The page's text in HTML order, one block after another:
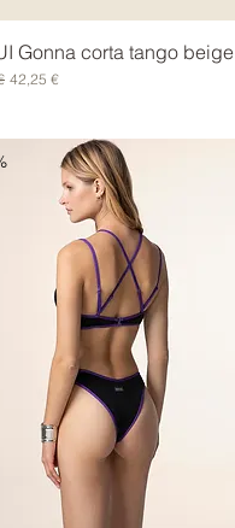
Gonna corta tango beige
regolare
Prezzo scontato
42,25 €